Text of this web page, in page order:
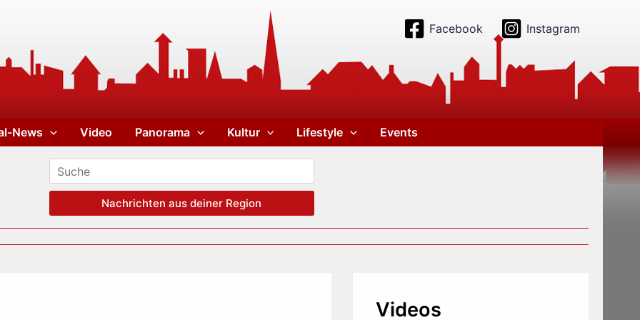
Facebook Instagram
News Video Panorama Kultur Lifestyle Events
Nachrichten aus deiner Region
Videos